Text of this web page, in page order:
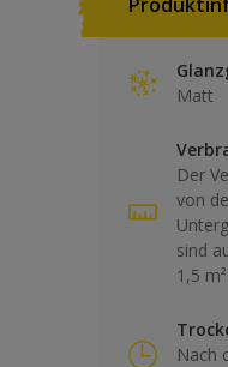
Matt
Der
von
sind
1,5 m².
Nach